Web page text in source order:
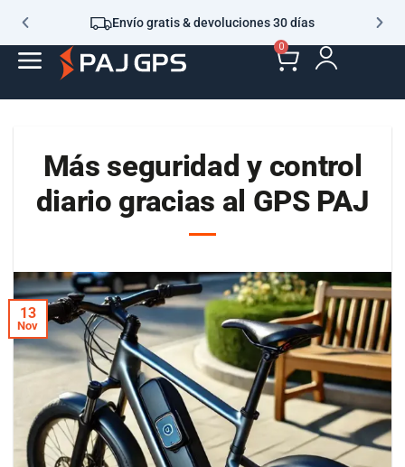
Envío gratis & devoluciones 30 días
0
Más seguridad y control
diario gracias al GPS PAJ
13
Nov